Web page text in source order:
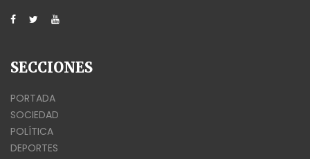
SECCIONES
PORTADA
SOCIEDAD
POLÍTICA
DEPORTES